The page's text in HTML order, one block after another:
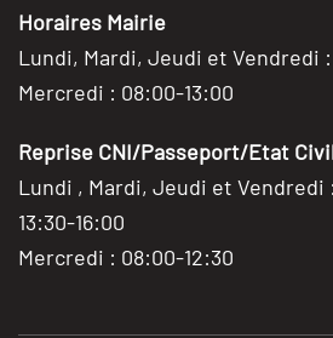
Horaires Mairie
Lundi, Mardi, Jeudi et Vendredi
Mercredi : 08:00-13:00
Reprise CNI/Passeport/Etat
Lundi , Mardi, Jeudi et Vendredi
13:30-16:00
Mercredi : 08:00-12:30